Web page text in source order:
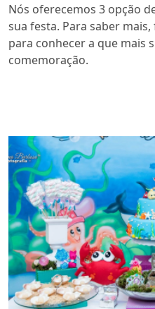
Nós oferecemos 3 opção
sua festa. Para saber
para conhecer a que mais
comemoração.